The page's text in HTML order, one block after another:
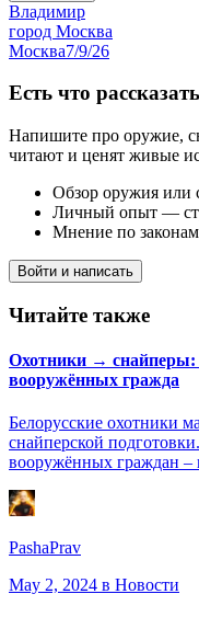
Владимир
город Москва
Москва7/9/26
Есть что
Напишите про оружие,
читают и ценят живые
Обзор оружия или
Личный опыт —
Мнение по
Войти и написать
Читайте также
Охотники → снайперы:
вооружённых гражда
Белорусские охотники
снайперской
вооружённых граждан –
PashaPrav
May 2, 2024 в Новости